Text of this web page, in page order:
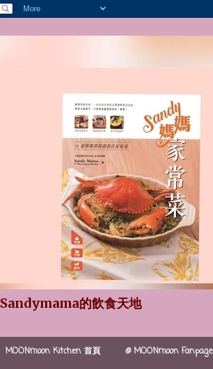
Sandymama的飲食天地
MOONmoon Kitchen 首頁 @ MOONmoon Fanpage